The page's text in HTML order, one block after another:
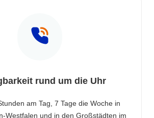
rund um die Uhr
am Tag, 7 Tage die Woche in
Westfalen und in den Großstädten im